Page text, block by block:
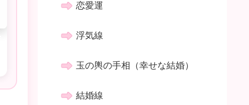
恋愛運
浮気線
玉の輿の手相（幸せな結婚）
結婚線